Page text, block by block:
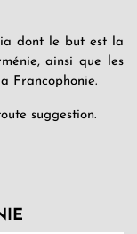
dont le but est la
ainsi que les
Francophonie.
suggestion.